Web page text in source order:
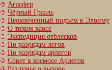
Агасфер
Чёрный Грааль
Неоконченный подъем к Элоиму
О тихом хаосе
Экспедиция отблесков
По разрядам легов
По разрядам арлегов
Совет в космосе Арлегов